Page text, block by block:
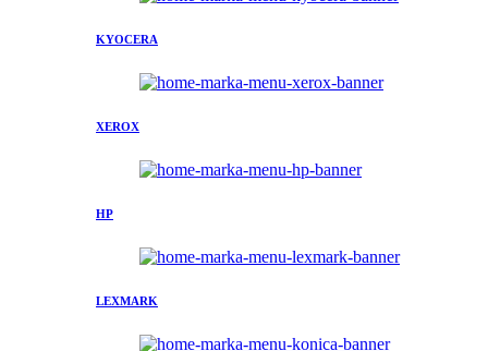
KYOCERA
XEROX
HP
LEXMARK